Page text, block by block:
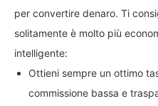
per convertire denaro. Ti
solitamente è molto più
intelligente:
Ottieni sempre un ottimo
commissione bassa e